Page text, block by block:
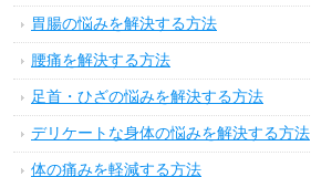
胃腸の悩みを解決する方法
腰痛を解決する方法
足首・ひざの悩みを解決する方法
デリケートな身体の悩みを解決する方法
体の痛みを軽減する方法